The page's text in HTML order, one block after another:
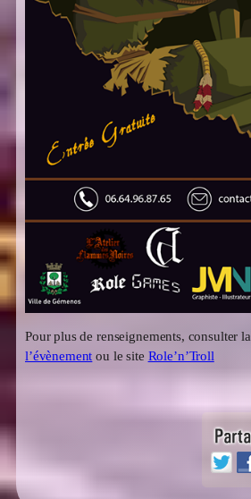
Pour plus de renseignements, consulter la
l’évènement ou le site Role’n’Troll